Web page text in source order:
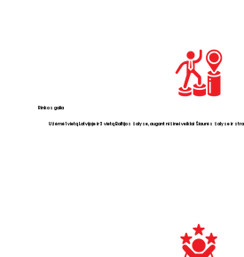
Rinkos galia
Užėmė 1 vietą Latvijoje ir 3 vietą Baltijos šalyse, augant nišinei veiklai Šiaurės šalyse ir